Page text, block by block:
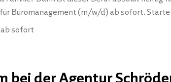
Büromanagement (m/w/d) ab sofort. Starte
ab sofort
bei der Agentur